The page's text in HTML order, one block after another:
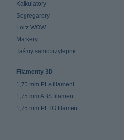
Kalkulatory
Segregarory
Leitz WOW
Markery
Taśmy samoprzylepne
Filamenty 3D
1,75 mm PLA filament
1,75 mm ABS filament
1,75 mm PETG filament